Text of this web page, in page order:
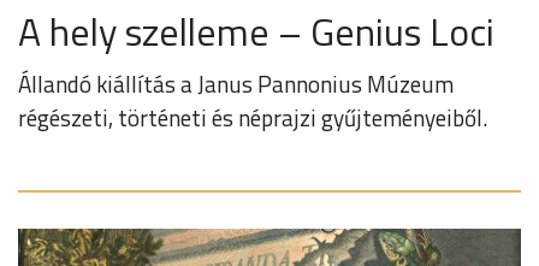
A hely szelleme – Genius Loci
Állandó kiállítás a Janus Pannonius Múzeum
régészeti, történeti és néprajzi gyűjteményeiből.